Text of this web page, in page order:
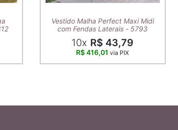
Vestido Malha Perfect Maxi Midi
com Fendas Laterais - 5793
10x R$ 43,79
R$ 416,01via PIX